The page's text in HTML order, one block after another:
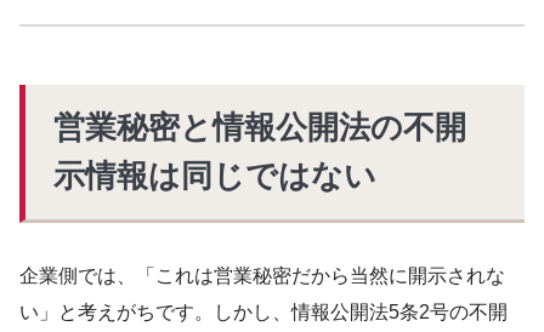
営業秘密と情報公開法の不開
示情報は同じではない
企業側では、「これは営業秘密だから当然に開示されな
い」と考えがちです。しかし、情報公開法5条2号の不開